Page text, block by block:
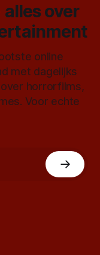
over
online
met dagelijks
horrorfilms,
Voor echte